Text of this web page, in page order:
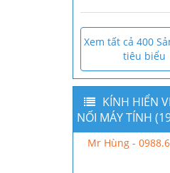
Xem tất cả 400
tiêu biểu
KÍNH HIỂN
NỐI MÁY TÍNH
Mr Hùng -